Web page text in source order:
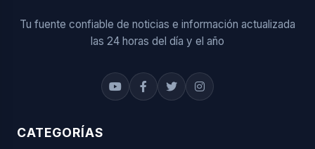
Tu fuente confiable de noticias e información actualizada
las 24 horas del día y el año
CATEGORÍAS